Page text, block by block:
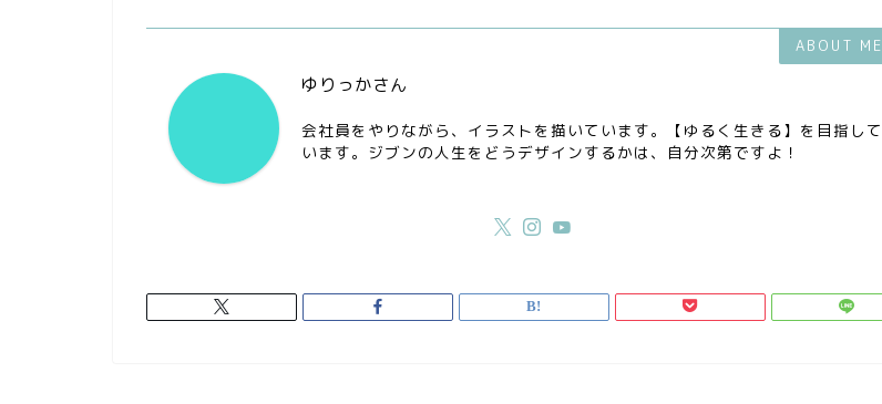
ABOUT ME
ゆりっかさん
会社員をやりながら、イラストを描いています。【ゆるく生きる】を目指して
います。ジブンの人生をどうデザインするかは、自分次第ですよ！